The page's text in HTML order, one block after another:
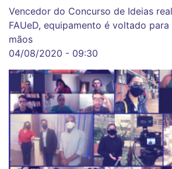
Vencedor do Concurso de Ideias
FAUeD, equipamento é voltado
mãos
04/08/2020 - 09:30